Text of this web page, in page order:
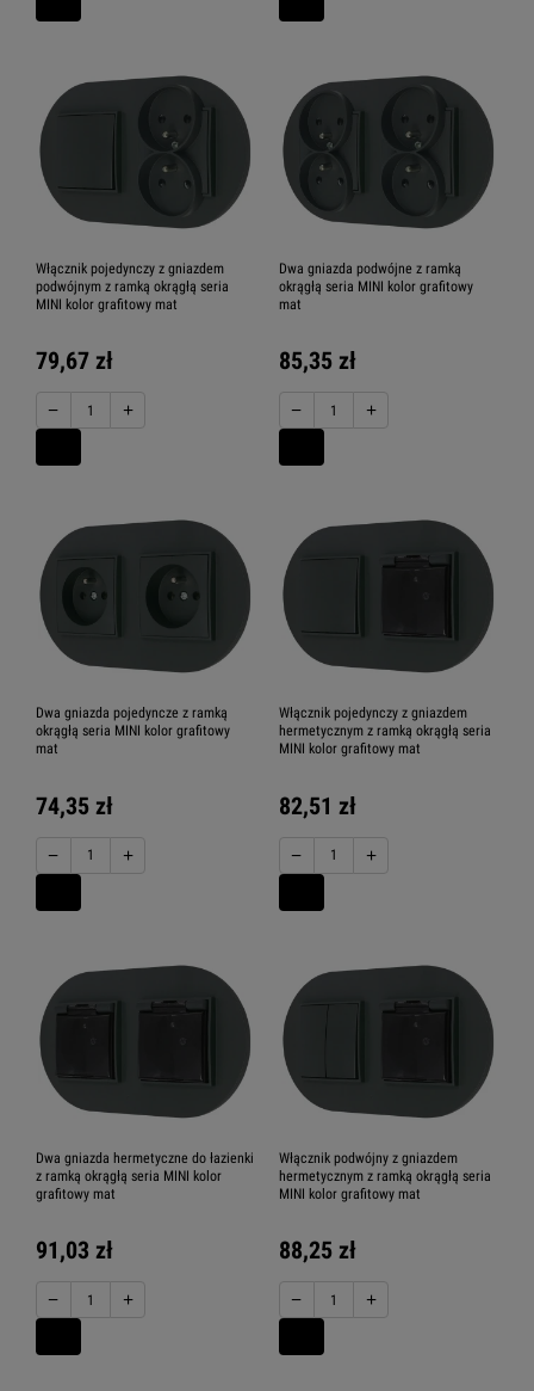
Włącznik pojedynczy z gniazdem
podwójnym z ramką okrągłą seria
MINI kolor grafitowy mat
79,67 zł
− +
Dwa gniazda podwójne z ramką
okrągłą seria MINI kolor grafitowy
mat
85,35 zł
− +
Dwa gniazda pojedyncze z ramką
okrągłą seria MINI kolor grafitowy
mat
74,35 zł
− +
Włącznik pojedynczy z gniazdem
hermetycznym z ramką okrągłą seria
MINI kolor grafitowy mat
82,51 zł
− +
Dwa gniazda hermetyczne do łazienki
z ramką okrągłą seria MINI kolor
grafitowy mat
91,03 zł
− +
Włącznik podwójny z gniazdem
hermetycznym z ramką okrągłą seria
MINI kolor grafitowy mat
88,25 zł
− +